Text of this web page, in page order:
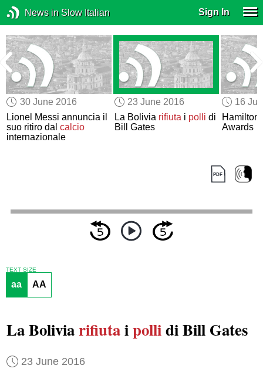
News in Slow Italian Sign In
30 June 2016
Lionel Messi annuncia il
suo ritiro dalcalcio
internazionale
23 June 2016
La Bolivia rifiutai polli di
Bill Gates
16
Hamilton
Awards
TEXT SIZE
aa AA
La Boliviarifiutaipollidi Bill Gates
23 June 2016